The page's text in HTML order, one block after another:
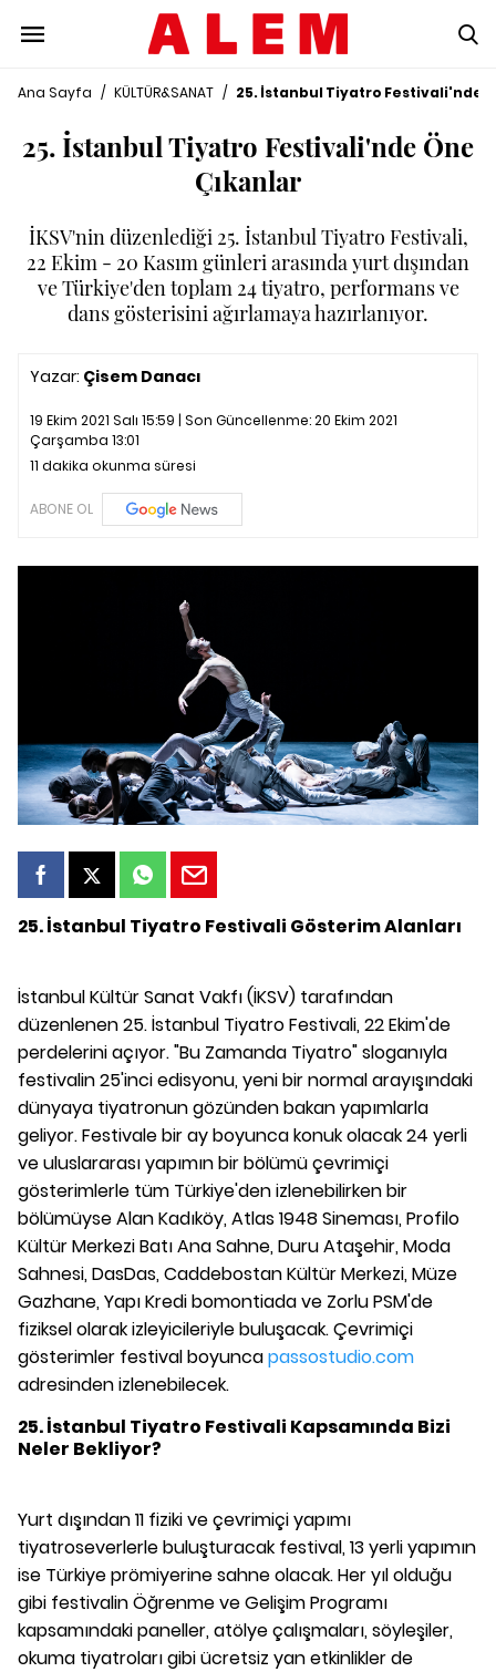
Ana Sayfa / KÜLTÜR&SANAT / 25. İstanbul Tiyatro Festivali'nde
25. İstanbul Tiyatro Festivali'nde Öne
Çıkanlar
İKSV'nin düzenlediği 25. İstanbul Tiyatro Festivali,
22 Ekim - 20 Kasım günleri arasında yurt dışından
ve Türkiye'den toplam 24 tiyatro, performans ve
dans gösterisini ağırlamaya hazırlanıyor.
Yazar: Çisem Danacı
19 Ekim 2021 Salı 15:59 | Son Güncellenme:20 Ekim 2021
Çarşamba 13:01
11 dakika okunma süresi
ABONE OL
25. İstanbul Tiyatro Festivali Gösterim Alanları
İstanbul Kültür Sanat Vakfı (İKSV) tarafından
düzenlenen 25. İstanbul Tiyatro Festivali, 22 Ekim'de
perdelerini açıyor. "Bu Zamanda Tiyatro" sloganıyla
festivalin 25'inci edisyonu, yeni bir normal arayışındaki
dünyaya tiyatronun gözünden bakan yapımlarla
geliyor. Festivale bir ay boyunca konuk olacak 24 yerli
ve uluslararası yapımın bir bölümü çevrimiçi
gösterimlerle tüm Türkiye'den izlenebilirken bir
bölümüyse Alan Kadıköy, Atlas 1948 Sineması, Profilo
Kültür Merkezi Batı Ana Sahne, Duru Ataşehir, Moda
Sahnesi, DasDas, Caddebostan Kültür Merkezi, Müze
Gazhane, Yapı Kredi bomontiada ve Zorlu PSM'de
fiziksel olarak izleyicileriyle buluşacak. Çevrimiçi
gösterimler festival boyuncapassostudio.com
adresinden izlenebilecek.
25. İstanbul Tiyatro Festivali Kapsamında Bizi
Neler Bekliyor?
Yurt dışından 11 fiziki ve çevrimiçi yapımı
tiyatroseverlerle buluşturacak festival, 13 yerli yapımın
ise Türkiye prömiyerine sahne olacak. Her yıl olduğu
gibi festivalin Öğrenme ve Gelişim Programı
kapsamındaki paneller, atölye çalışmaları, söyleşiler,
okuma tiyatroları gibi ücretsiz yan etkinlikler de